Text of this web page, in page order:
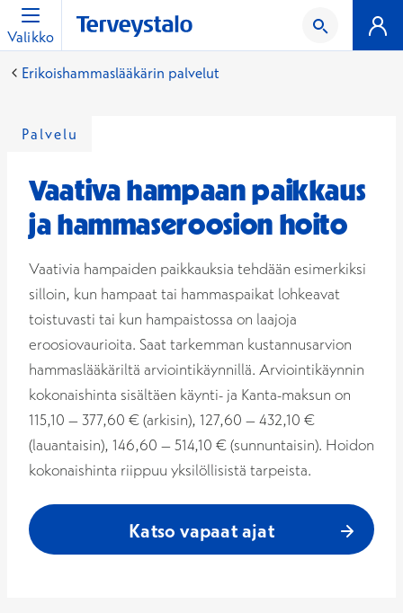
Valikko
Erikoishammaslääkärin palvelut
Palvelu
Vaativa hampaan paikkaus
ja hammaseroosion hoito
Vaativia hampaiden paikkauksia tehdään esimerkiksi
silloin, kun hampaat tai hammaspaikat lohkeavat
toistuvasti tai kun hampaistossa on laajoja
eroosiovaurioita. Saat tarkemman kustannusarvion
hammaslääkäriltä arviointikäynnillä. Arviointikäynnin
kokonaishinta sisältäen käynti- ja Kanta-maksun on
115,10 – 377,60 € (arkisin), 127,60 – 432,10 €
(lauantaisin), 146,60 – 514,10 € (sunnuntaisin). Hoidon
kokonaishinta riippuu yksilöllisistä tarpeista.
Katso vapaat ajat